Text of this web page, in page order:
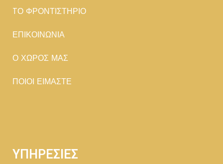
TΟ ΦΡΟΝΤΙΣΤΗΡΙΟ
ΕΠΙΚΟΙΝΩΝΙΑ
Ο ΧΩΡΟΣ ΜΑΣ
ΠΟΙΟΙ ΕΙΜΑΣΤΕ
ΥΠΗΡΕΣΙΕΣ